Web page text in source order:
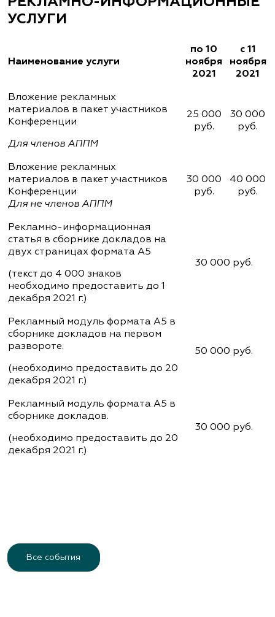
УСЛУГИ
Наименование услуги
по 10
ноября
2021
с 11
ноября
2021
Вложение рекламных
материалов в пакет участников
Конференции
Для членов АППМ
25 000
руб.
30 000
руб.
Вложение рекламных
материалов в пакет участников
Конференции
Для не членов АППМ
30 000
руб.
40 000
руб.
Рекламно-информационная
статья в сборнике докладов на
двух страницах формата А5
(текст до 4 000 знаков
необходимо предоставить до 1
декабря 2021 г.)
30 000 руб.
Рекламный модуль формата А5 в
сборнике докладов на первом
развороте.
(необходимо предоставить до 20
декабря 2021 г.)
50 000 руб.
Рекламный модуль формата А5 в
сборнике докладов.
(необходимо предоставить до 20
декабря 2021 г.)
30 000 руб.
Все события